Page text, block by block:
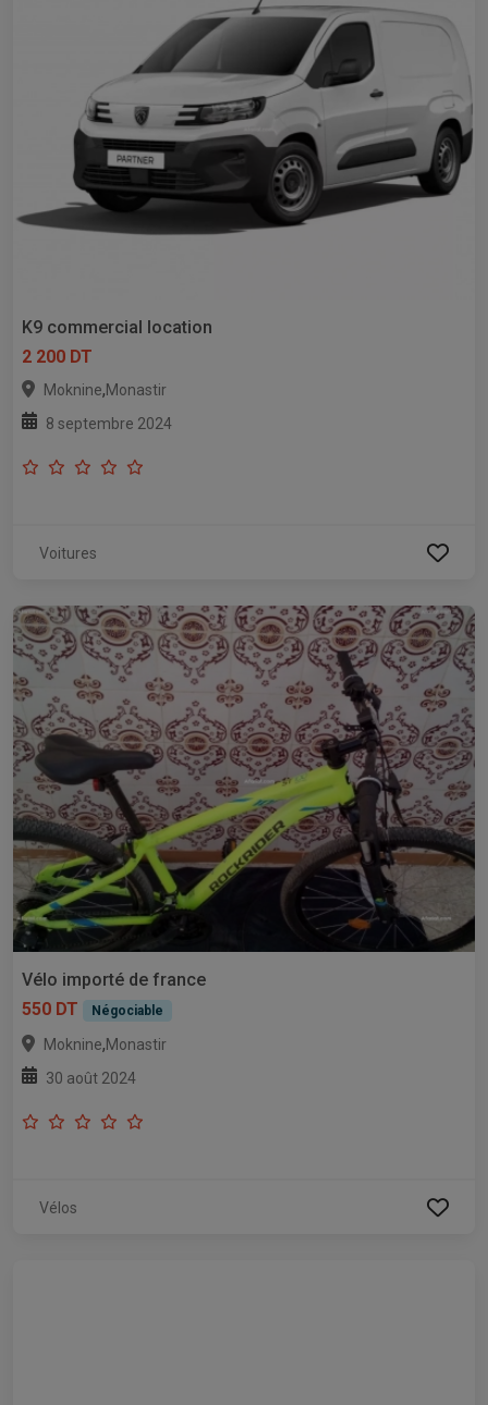
K9 commercial location
2 200 DT
Moknine,Monastir
8 septembre 2024
Voitures
Vélo importé de france
550 DT
Négociable
Moknine,Monastir
30 août 2024
Vélos